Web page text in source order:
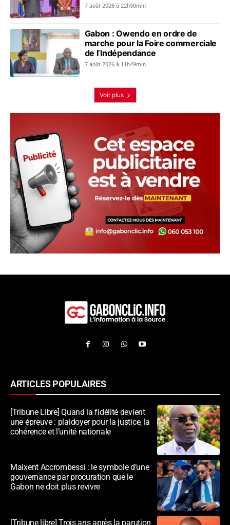
7 août 2026 à 22h50min
Gabon : Owendo en ordre de
marche pour la Foire commerciale
de l’Indépendance
7 août 2026 à 11h49min
Voir plus
ARTICLES POPULAIRES
[Tribune Libre] Quand la fidélité devient
une épreuve : plaidoyer pour la justice, la
cohérence et l’unité nationale
Maixent Accrombessi : le symbole d’une
gouvernance par procuration que le
Gabon ne doit plus revivre
[Tribune libre] Trois ans après la parution